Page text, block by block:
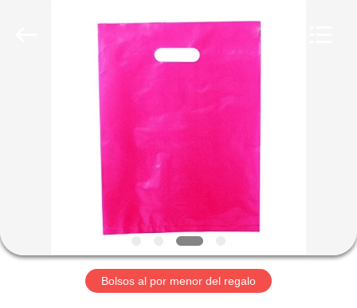
PRODUCTOS
NOSOTROS
VIAJE
Bolsos al por menor del regalo